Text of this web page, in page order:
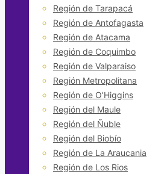
Región de Tarapacá
Región de Antofagasta
Región de Atacama
Región de Coquimbo
Región de Valparaiso
Región Metropolitana
Región de O’Higgins
Región del Maule
Región del Ñuble
Región del Biobío
Región de La Araucania
Región de Los Rios